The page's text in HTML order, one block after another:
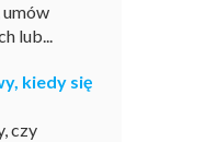
umów
lub...
kiedy się
czy